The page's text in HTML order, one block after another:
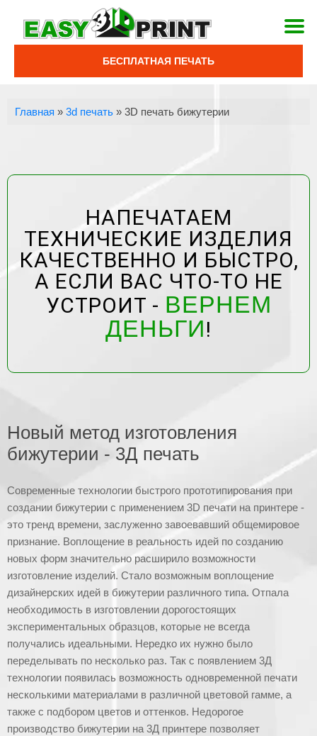
БЕСПЛАТНАЯ ПЕЧАТЬ
Главная »3d печать »3D печать бижутерии
НАПЕЧАТАЕМ
ТЕХНИЧЕСКИЕ ИЗДЕЛИЯ
КАЧЕСТВЕННО И БЫСТРО,
А ЕСЛИ ВАС ЧТО-ТО НЕ
УСТРОИТ - ВЕРНЕМ
ДЕНЬГИ!
Новый метод изготовления
бижутерии - 3Д печать
Современные технологии быстрого прототипирования при
создании бижутерии с применением 3D печати на принтере -
это тренд времени, заслуженно завоевавший общемировое
признание. Воплощение в реальность идей по созданию
новых форм значительно расширило возможности
изготовление изделий. Стало возможным воплощение
дизайнерских идей в бижутерии различного типа. Отпала
необходимость в изготовлении дорогостоящих
экспериментальных образцов, которые не всегда
получались идеальными. Нередко их нужно было
переделывать по несколько раз. Так с появлением 3Д
технологии появилась возможность одновременной печати
несколькими материалами в различной цветовой гамме, а
также с подбором цветов и оттенков. Недорогое
производство бижутерии на 3Д принтере позволяет